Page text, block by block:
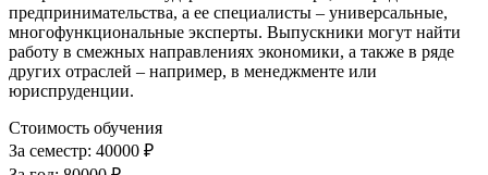
предпринимательства, а ее специалисты – универсальные,
многофункциональные эксперты. Выпускники могут найти
работу в смежных направлениях экономики, а также в ряде
других отраслей – например, в менеджменте или
юриспруденции.
Стоимость обучения
За семестр: 40000 ₽